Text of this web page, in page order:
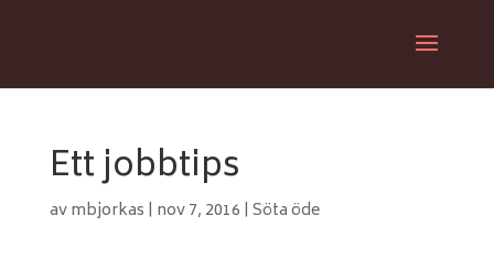
Ett jobbtips
avmbjorkas | nov 7, 2016 | Söta öde